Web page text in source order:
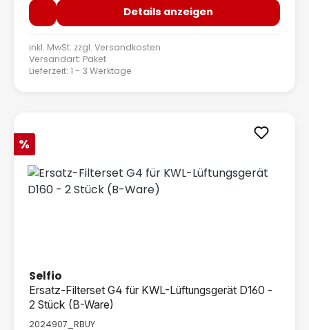
Details anzeigen
inkl. MwSt. zzgl. Versandkosten
Versandart: Paket
Lieferzeit: 1 - 3 Werktage
Rabatt
%
Selfio
Ersatz-Filterset G4 für KWL-Lüftungsgerät D160 -
2 Stück (B-Ware)
2024907_RBUY